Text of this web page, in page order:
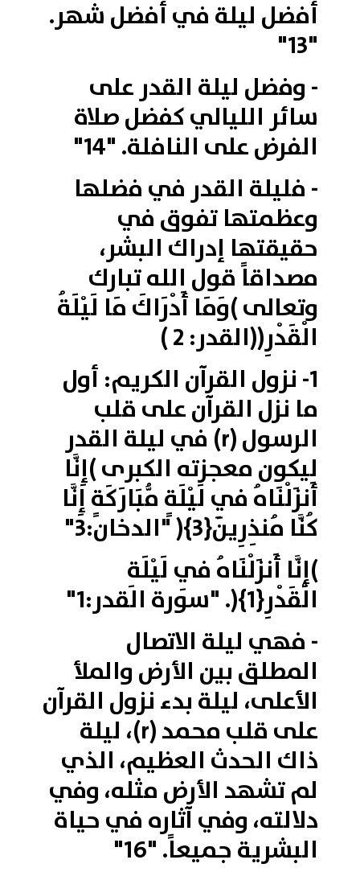
أفضل ليلة في أفضل شهر.
"13"
- وفضل ليلة القدر على
سائر الليالي كفضل صلاة
الفرض على النافلة. "14"
- فليلة القدر في فضلها
وعظمتها تفوق في
حقيقتها إدراك البشر،
مصداقاً قول الله تبارك
وتعالى )وَمَا أَدْرَاكَ مَا لَيْلَةُ
الْقَدْرِ((القدر: 2 )
1- نزول القرآن الكريم
:أول
ما نزل القرآن على قلب
الرسول (r) في ليلة القدر
ليكون معجزته الكبرى )إِنَّا
أَنزَلْنَاهُ فِي لَيْلَةٍ مُّبَارَكَةٍ إِنَّا
كُنَّا مُنذِرِينَ{3}( "الدخان:3"
)إِنَّا أَنزَلْنَاهُ فِي لَيْلَةِ
الْقَدْرِ{1}(. "سورة القدر:1"
- فهي ليلة الاتصال
المطلق بين الأرض والملأ
الأعلى، ليلة بدء نزول القرآن
على قلب محمد (r)، ليلة
ذاك الحدث العظيم، الذي
لم تشهد الأرض مثله، وفي
دلالته، وفي آثاره في حياة
البشرية جميعاً. "16"